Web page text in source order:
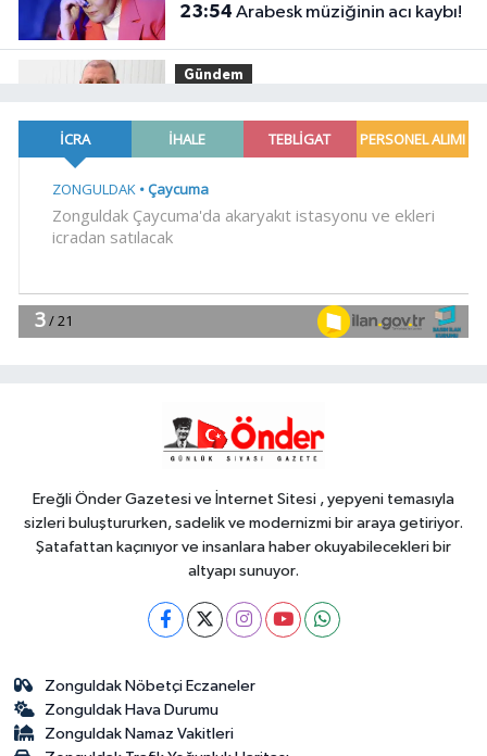
23:54 Arabesk müziğinin acı kaybı!
Gündem
İlkay Çiçek görevden uzaklaştırıldı
23:34CHP İstanbul'da yeni
21:59
HAYATINI KAYBETTİ
Ereğli Önder Gazetesi ve İnternet Sitesi , yepyeni temasıyla
sizleri buluştururken, sadelik ve modernizmi bir araya getiriyor.
Şatafattan kaçınıyor ve insanlara haber okuyabilecekleri bir
altyapı sunuyor.
Zonguldak Nöbetçi Eczaneler
Zonguldak Hava Durumu
Zonguldak Namaz Vakitleri